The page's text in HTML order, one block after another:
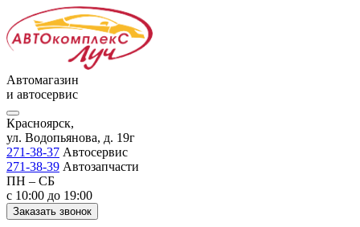
Автомагазин
и автосервис
Красноярск,
ул. Водопьянова, д. 19г
271-38-37 Автосервис
271-38-39 Автозапчасти
ПН – СБ
с 10:00 до 19:00
Заказать звонок